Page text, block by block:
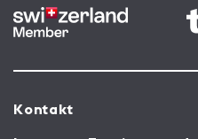
Kontakt